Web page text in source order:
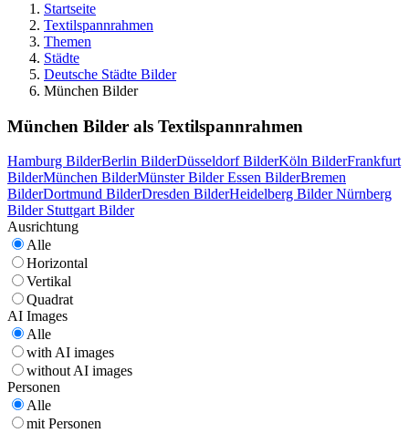
Startseite
Textilspannrahmen
Themen
Städte
Deutsche Städte Bilder
München Bilder
München Bilder als Textilspannrahmen
Hamburg BilderBerlin BilderDüsseldorf BilderKöln BilderFrankfurt
BilderMünchen BilderMünster BilderEssen BilderBremen
BilderDortmund BilderDresden BilderHeidelberg BilderNürnberg
Bilder Stuttgart Bilder
Ausrichtung
Alle
Horizontal
Vertikal
Quadrat
AI Images
Alle
with AI images
without AI images
Personen
Alle
mit Personen